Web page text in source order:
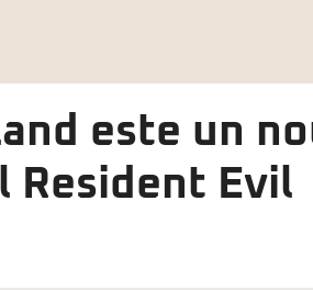
este un
Resident Evil